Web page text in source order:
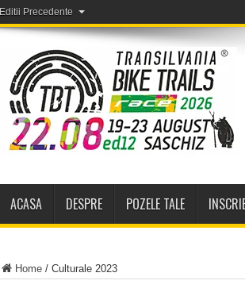
Editii Precedente
ACASA DESPRE POZELE TALE
Home/ Culturale 2023